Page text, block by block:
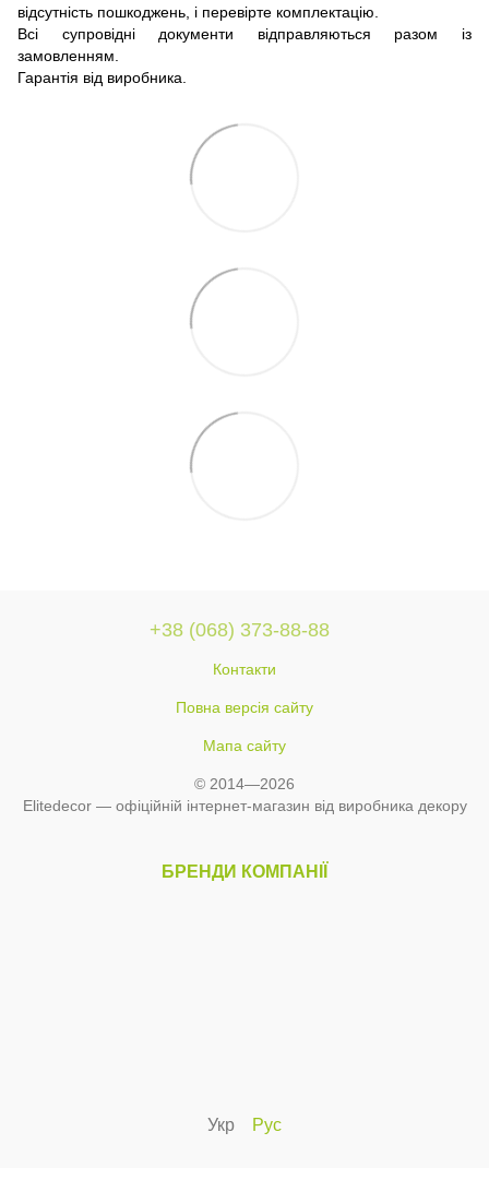
відсутність пошкоджень, і перевірте комплектацію.
Всі супровідні документи відправляються разом із
замовленням.
Гарантія від виробника.
+38 (068) 373-88-88
Контакти
Повна версія сайту
Мапа сайту
© 2014—2026
Elitedecor — офіційній інтернет-магазин від виробника декору
БРЕНДИ КОМПАНІЇ
Укр Рус